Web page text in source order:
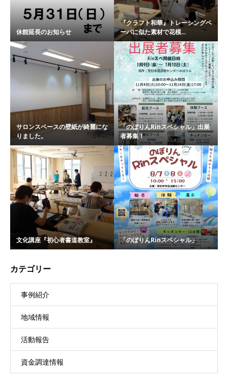
休館延長のお知らせ
『クラフト和華』トレーシングペ
ーパに似た素材で花模...
サロンスペースの壁紙が綺麗にな
りました。
「のぼりんRinスペシャル」出展
者募集！
文化講座『初心者書道教室』 「のぼりんRinスペシャル」
カテゴリー
事例紹介
地域情報
活動報告
資金調達情報